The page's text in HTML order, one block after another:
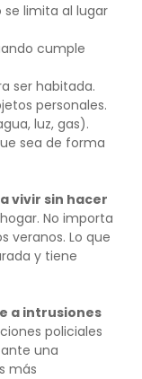
limita al lugar
cumple
ser habitada.
personales.
luz, gas).
sea de forma
vivir sin hacer
No importa
veranos. Lo que
y tiene
a intrusiones
policiales
una
más